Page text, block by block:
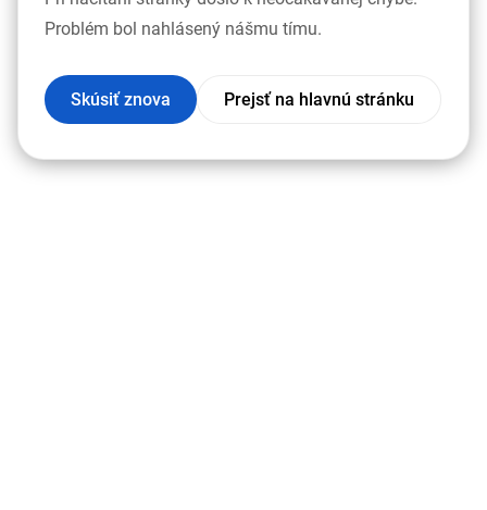
Problém bol nahlásený nášmu tímu.
Skúsiť znova Prejsť na hlavnú stránku